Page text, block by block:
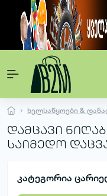
ხელსაწყოები &
დამცავი
საიმედო დაცვა
კატეგორია